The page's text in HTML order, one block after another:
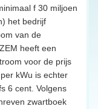
f 30 miljoen
het bedrijf
van de
heeft een
voor de prijs
kWu is echter
6 cent. Volgens
zwartboek